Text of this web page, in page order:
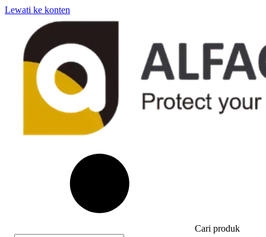
Lewati ke konten
Cari produk